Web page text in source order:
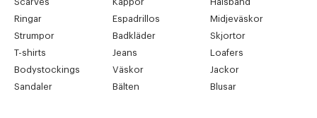
Ringar
Espadrillos
Midjeväskor
Strumpor
Badkläder
Skjortor
T-shirts
Jeans
Loafers
Bodystockings
Väskor
Jackor
Sandaler
Bälten Blusar